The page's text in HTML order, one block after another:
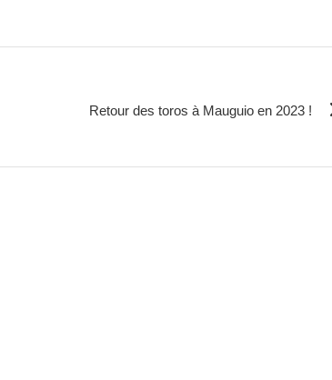
Retour des toros à Mauguio en 2023 !